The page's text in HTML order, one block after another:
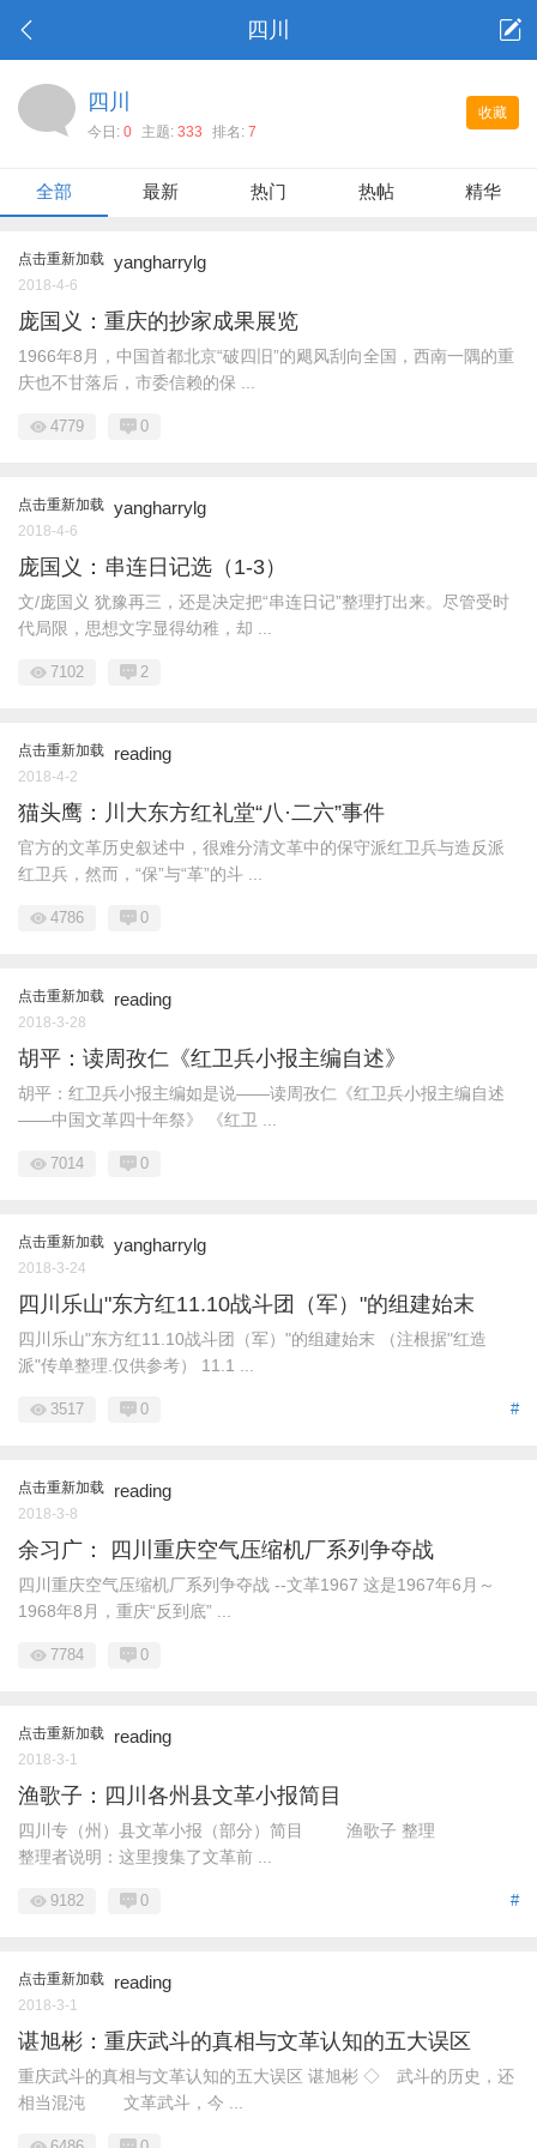
四川
收藏
四川
今日: 0 主题: 333 排名: 7
全部 最新 热门 热帖 精华
点击重新加载 yangharrylg
2018-4-6
庞国义：重庆的抄家成果展览
1966年8月，中国首都北京“破四旧”的飓风刮向全国，西南一隅的重
庆也不甘落后，市委信赖的保 ...
4779 0
点击重新加载 yangharrylg
2018-4-6
庞国义：串连日记选（1-3）
文/庞国义 犹豫再三，还是决定把“串连日记”整理打出来。尽管受时
代局限，思想文字显得幼稚，却 ...
7102 2
点击重新加载 reading
2018-4-2
猫头鹰：川大东方红礼堂“八·二六”事件
官方的文革历史叙述中，很难分清文革中的保守派红卫兵与造反派
红卫兵，然而，“保”与“革”的斗 ...
4786 0
点击重新加载 reading
2018-3-28
胡平：读周孜仁《红卫兵小报主编自述》
胡平：红卫兵小报主编如是说——读周孜仁《红卫兵小报主编自述
——中国文革四十年祭》 《红卫 ...
7014 0
点击重新加载 yangharrylg
2018-3-24
四川乐山"东方红11.10战斗团（军）"的组建始末
四川乐山"东方红11.10战斗团（军）"的组建始末 （注根据"红造
派"传单整理.仅供参考） 11.1 ...
#
3517 0
点击重新加载 reading
2018-3-8
余习广： 四川重庆空气压缩机厂系列争夺战
四川重庆空气压缩机厂系列争夺战 --文革1967 这是1967年6月～
1968年8月，重庆“反到底” ...
7784 0
点击重新加载 reading
2018-3-1
渔歌子：四川各州县文革小报简目
四川专（州）县文革小报（部分）简目 渔歌子 整理
整理者说明：这里搜集了文革前 ...
#
9182 0
点击重新加载 reading
2018-3-1
谌旭彬：重庆武斗的真相与文革认知的五大误区
重庆武斗的真相与文革认知的五大误区 谌旭彬 ◇ 武斗的历史，还
相当混沌 文革武斗，今 ...